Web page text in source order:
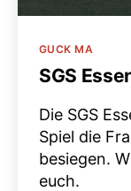
Kategorien
GUCK MA
SGS
Die SGS
Spiel die
besiegen.
euch.